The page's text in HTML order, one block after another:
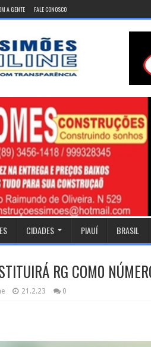
A GENTE FALE CONOSCO
CIDADES PIAUÍ BRASIL
RG COM0
21.2.23 0